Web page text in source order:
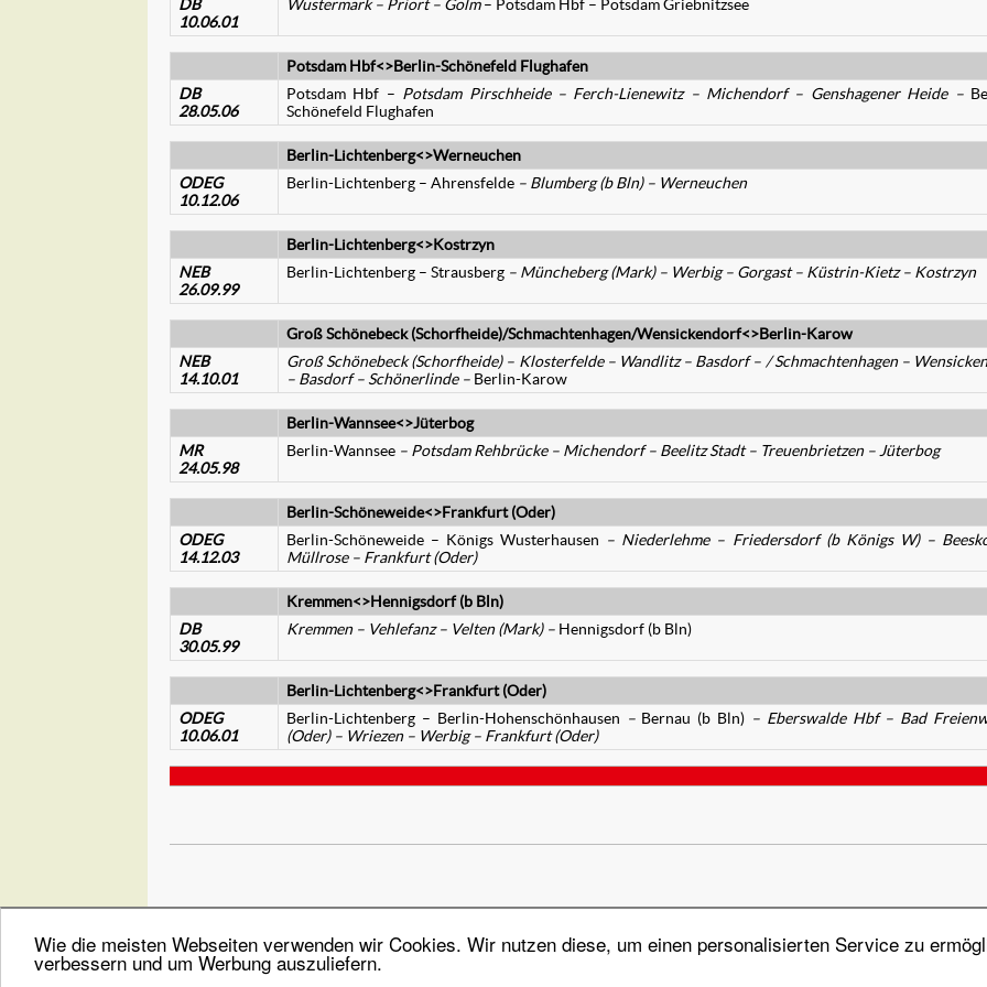
Wie die meisten Webseiten verwenden wir Cookies. Wir nutzen diese, um einen personalisierten Service zu
verbessern und um Werbung auszuliefern.
DB
10.06.01
Wustermark – Priort – Golm– Potsdam Hbf – Potsdam Griebnitzsee
Potsdam Hbf<>Berlin-Schönefeld Flughafen
DB
28.05.06
Potsdam Hbf – Potsdam Pirschheide – Ferch-Lienewitz – Michendorf – Genshagener Heide –
Schönefeld Flughafen
Berlin-Lichtenberg<>Werneuchen
ODEG
10.12.06
Berlin-Lichtenberg – Ahrensfelde – Blumberg (b Bln) – Werneuchen
Berlin-Lichtenberg<>Kostrzyn
NEB
26.09.99
Berlin-Lichtenberg – Strausberg – Müncheberg (Mark) – Werbig – Gorgast – Küstrin-Kietz – Kostrzyn
Groß Schönebeck (Schorfheide)/Schmachtenhagen/Wensickendorf<>Berlin-Karow
NEB
14.10.01
Groß Schönebeck (Schorfheide) – Klosterfelde – Wandlitz – Basdorf – / Schmachtenhagen –
– Basdorf – Schönerlinde – Berlin-Karow
Berlin-Wannsee<>Jüterbog
MR
24.05.98
Berlin-Wannsee – Potsdam Rehbrücke – Michendorf – Beelitz Stadt – Treuenbrietzen – Jüterbog
Berlin-Schöneweide<>Frankfurt (Oder)
ODEG
14.12.03
Berlin-Schöneweide – Königs Wusterhausen – Niederlehme – Friedersdorf (b Königs W) –
Müllrose – Frankfurt (Oder)
Kremmen<>Hennigsdorf (b Bln)
DB
30.05.99
Kremmen – Vehlefanz – Velten (Mark) – Hennigsdorf (b Bln)
Berlin-Lichtenberg<>Frankfurt (Oder)
ODEG
10.06.01
Berlin-Lichtenberg – Berlin-Hohenschönhausen –Bernau (b Bln) – Eberswalde Hbf – Bad
(Oder) – Wriezen – Werbig – Frankfurt (Oder)